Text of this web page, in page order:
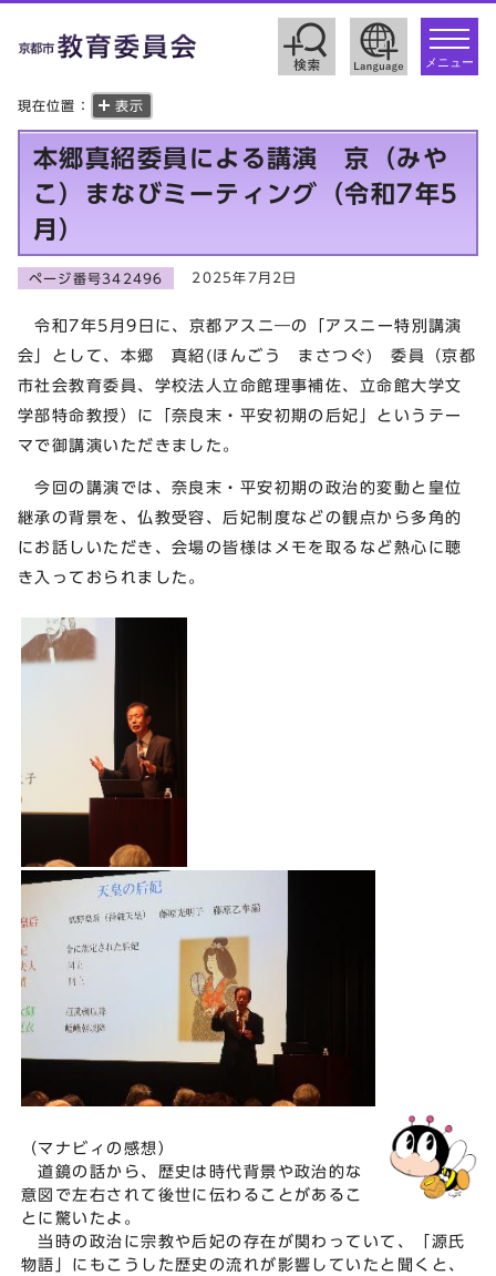
toggle
メニュー
現在位置： 表示
本郷真紹委員による講演 京（みや
こ）まなびミーティング（令和7年5
月）
ページ番号342496 2025年7月2日
令和7年5月9日に、京都アスニ―の「アスニー特別講演
会」として、本郷 真紹(ほんごう まさつぐ) 委員（京都
市社会教育委員、学校法人立命館理事補佐、立命館大学文
学部特命教授）に「奈良末・平安初期の后妃」というテー
マで御講演いただきました。
今回の講演では、奈良末・平安初期の政治的変動と皇位
継承の背景を、仏教受容、后妃制度などの観点から多角的
にお話しいただき、会場の皆様はメモを取るなど熱心に聴
き入っておられました。
（マナビィの感想）
道鏡の話から、歴史は時代背景や政治的な
意図で左右されて後世に伝わることがあるこ
とに驚いたよ。
当時の政治に宗教や后妃の存在が関わっていて、「源氏
物語」にもこうした歴史の流れが影響していたと聞くと、